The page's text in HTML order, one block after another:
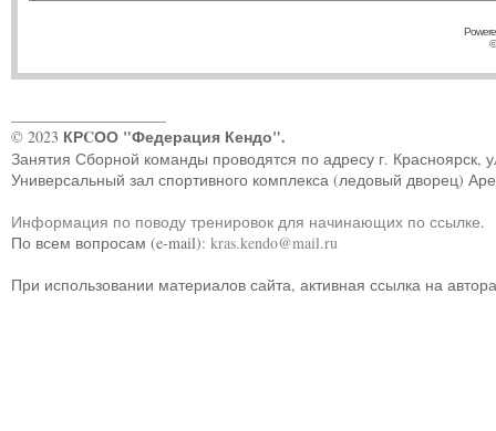
© 2023 КРCОО "Федерация Кендо".
Занятия Сборной команды проводятся по адресу г. Красноярск,
Универсальный зал спортивного комплекса (ледовый дворец)
Информация по поводу тренировок для начинающих по ссылке.
По всем вопросам (e-mail): kras.kendo@mail.ru
При использовании материалов сайта, активная ссылка на